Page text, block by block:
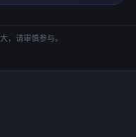
，请审慎参与。